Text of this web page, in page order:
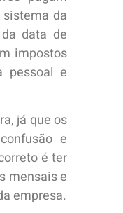
da
data de
impostos
pessoal e
já que os
e
é ter
mensais e
empresa.